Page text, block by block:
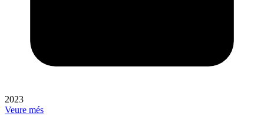
2023
Veure més